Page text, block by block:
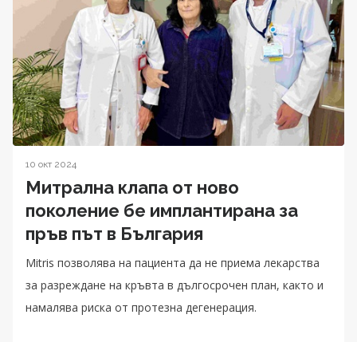
10 окт 2024
Митрална клапа от ново
поколение бе имплантирана за
пръв път в България
Mitris позволява на пациента да не приема лекарства
за разреждане на кръвта в дългосрочен план, както и
намалява риска от протезна дегенерация.